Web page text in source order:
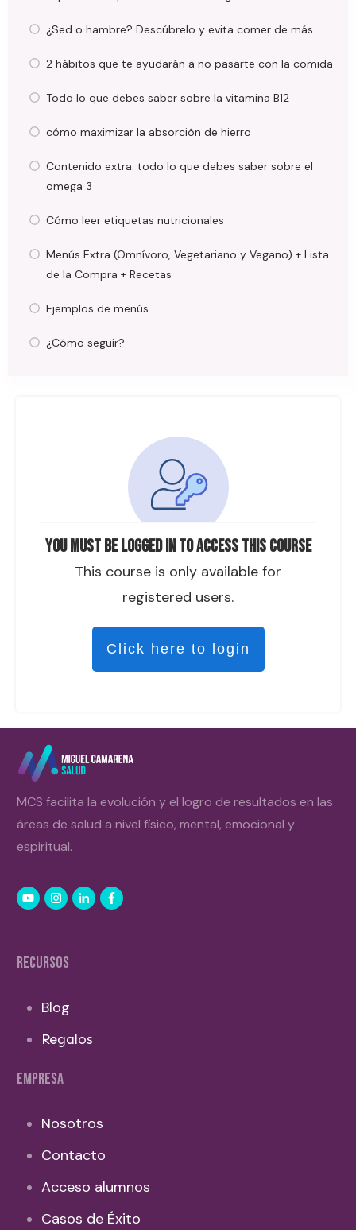
You must be logged in to access this course
This course is only available for
registered users.
Click here to login
¿Sed o hambre? Descúbrelo y evita comer de más
2 hábitos que te ayudarán a no pasarte con la comida
Todo lo que debes saber sobre la vitamina B12
cómo maximizar la absorción de hierro
Contenido extra: todo lo que debes saber sobre el
omega 3
Cómo leer etiquetas nutricionales
Menús Extra (Omnívoro, Vegetariano y Vegano) + Lista
de la Compra + Recetas
Ejemplos de menús
¿Cómo seguir?
MCS facilita la evolución y el logro de resultados en las
áreas de salud a nivel físico, mental, emocional y
espiritual.
RECURSOS
Blog
Regalos
EMPRESA
Nosotros
Contacto
Acceso alumnos
Casos de Éxito